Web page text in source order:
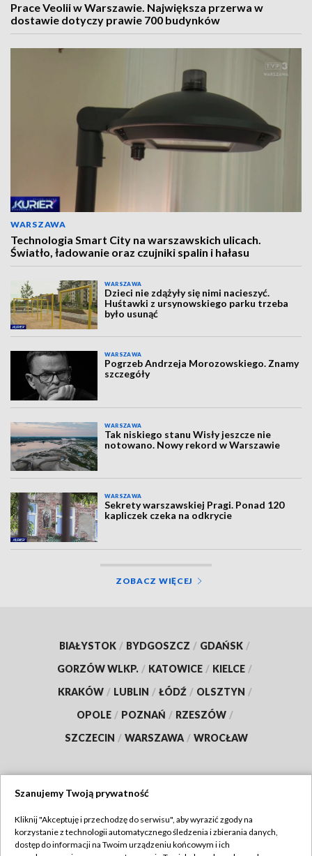
Prace Veolii w Warszawie. Największa przerwa w
dostawie dotyczy prawie 700 budynków
WARSZAWA
Technologia Smart City na warszawskich ulicach.
Światło, ładowanie oraz czujniki spalin i hałasu
WARSZAWA
Dzieci nie zdążyły się nimi nacieszyć.
Huśtawki z ursynowskiego parku trzeba
było usunąć
WARSZAWA
Pogrzeb Andrzeja Morozowskiego. Znamy
szczegóły
WARSZAWA
Tak niskiego stanu Wisły jeszcze nie
notowano. Nowy rekord w Warszawie
WARSZAWA
Sekrety warszawskiej Pragi. Ponad 120
kapliczek czeka na odkrycie
ZOBACZ WIĘCEJ
BIAŁYSTOK / BYDGOSZCZ / GDAŃSK /
GORZÓW WLKP. / KATOWICE / KIELCE /
KRAKÓW / LUBLIN / ŁÓDŹ / OLSZTYN /
OPOLE / POZNAŃ / RZESZÓW /
SZCZECIN / WARSZAWA / WROCŁAW
TVP
Szanujemy Twoją prywatność
Kliknij "Akceptuję i przechodzę do serwisu", aby wyrazić zgody na
korzystanie z technologii automatycznego śledzenia i zbierania danych,
dostęp do informacji na Twoim urządzeniu końcowym i ich